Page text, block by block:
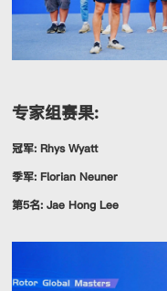
专家组赛果:
冠军: Rhys Wyatt
季军: Florian Neuner
第5名: Jae Hong Lee